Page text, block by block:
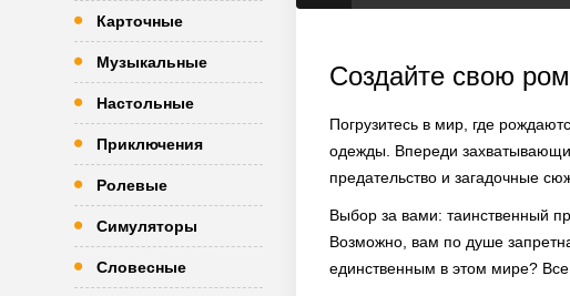
Карточные
Музыкальные
Настольные
Приключения
Ролевые
Симуляторы
Словесные
Создайте свою
Погрузитесь в мир, где
одежды. Впереди
предательство и загадочные
Выбор за вами: таинственный
Возможно, вам по душе
единственным в этом мире?